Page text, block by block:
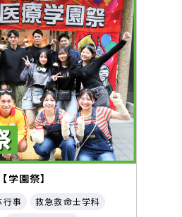
学園祭】
行事
救急救命士学科